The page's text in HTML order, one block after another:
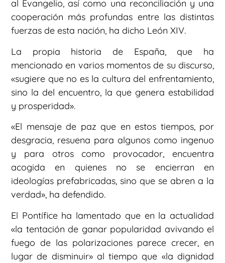
al Evangelio, así como una reconciliación y una
cooperación más profundas entre las distintas
fuerzas de esta nación, ha dicho León XIV.
La propia historia de España, que ha
mencionado en varios momentos de su discurso,
«sugiere que no es la cultura del enfrentamiento,
sino la del encuentro, la que genera estabilidad
y prosperidad».
«El mensaje de paz que en estos tiempos, por
desgracia, resuena para algunos como ingenuo
y para otros como provocador, encuentra
acogida en quienes no se encierran en
ideologías prefabricadas, sino que se abren a la
verdad», ha defendido.
El Pontífice ha lamentado que en la actualidad
«la tentación de ganar popularidad avivando el
fuego de las polarizaciones parece crecer, en
lugar de disminuir» al tiempo que «la dignidad